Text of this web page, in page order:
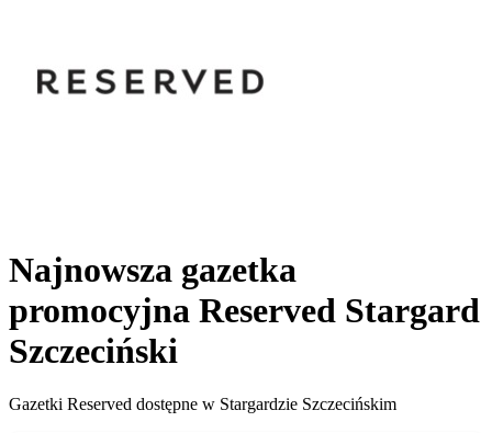
Najnowsza gazetka
promocyjna Reserved Stargard
Szczeciński
Gazetki Reserved dostępne w Stargardzie Szczecińskim